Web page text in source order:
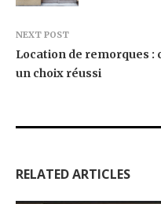
NEXT POST
Location de remorques :
un choix réussi
RELATED ARTICLES